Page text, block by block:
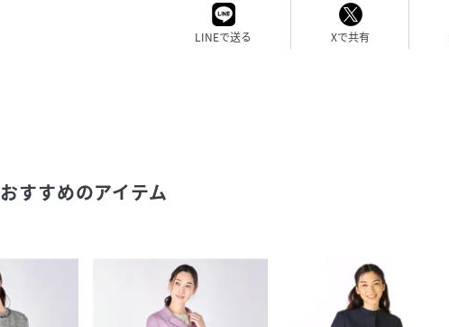
LINEで送る Xで共有
おすすめのアイテム